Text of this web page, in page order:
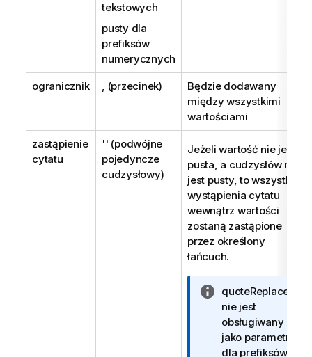
tekstowych
pusty dla
prefiksów
numerycznych
ogranicznik , (przecinek)
Będzie dodawany
między wszystkimi
wartościami
zastąpienie
cytatu
'' (podwójne
pojedyncze
cudzysłowy)
Jeżeli wartość nie jest
pusta, a cudzysłów nie
jest pusty, to wszystkie
wystąpienia cytatu
wewnątrz wartości
zostaną zastąpione
przez określony
łańcuch.
I
n
f
o
r
quoteReplace
nie jest
obsługiwany
jako parametr
dla prefiksów